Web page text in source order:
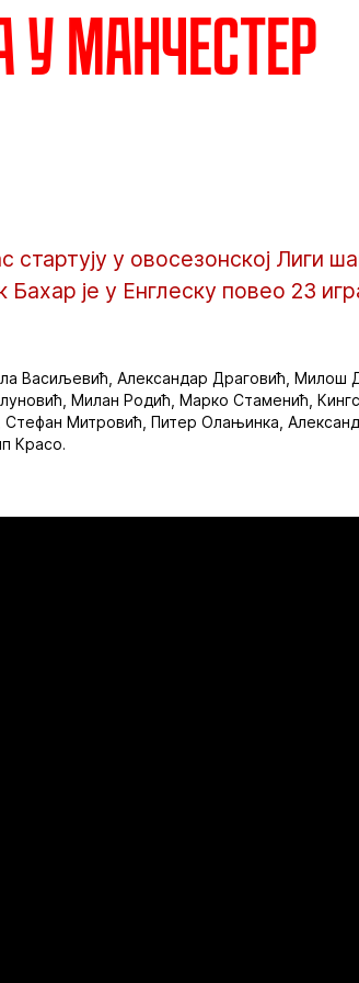
у Манчестер
у овосезонској Лиги
је у Енглеску повео 23
Васиљевић, Александар Драговић, Милош
Милан Родић, Марко Стаменић, Кингс
Митровић, Питер Олањинка,
Красо.